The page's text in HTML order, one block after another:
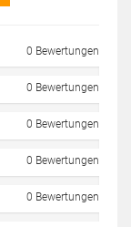
0 Bewertungen
0 Bewertungen
0 Bewertungen
0 Bewertungen
0 Bewertungen